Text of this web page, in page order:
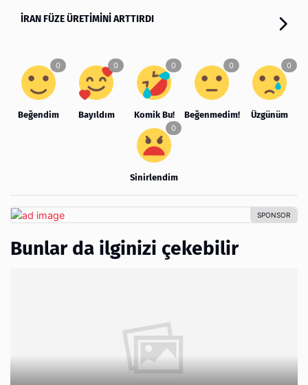
İRAN FÜZE ÜRETİMİNİ ARTTIRDI
Beğendim Bayıldım Komik Bu! Beğenmedim! Üzgünüm
Sinirlendim
Bunlar da ilginizi çekebilir